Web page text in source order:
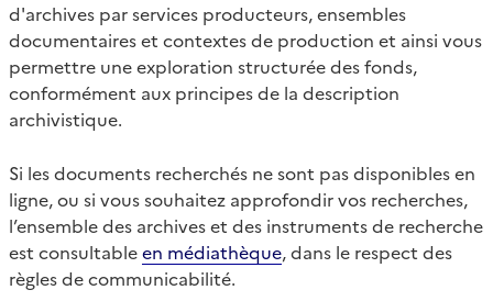
d'archives par services producteurs, ensembles
documentaires et contextes de production et ainsi vous
permettre une exploration structurée des fonds,
conformément aux principes de la description
archivistique.
Si les documents recherchés ne sont pas disponibles en
ligne, ou si vous souhaitez approfondir vos recherches,
l’ensemble des archives et des instruments de recherche
est consultableen médiathèque, dans le respect des
règles de communicabilité.